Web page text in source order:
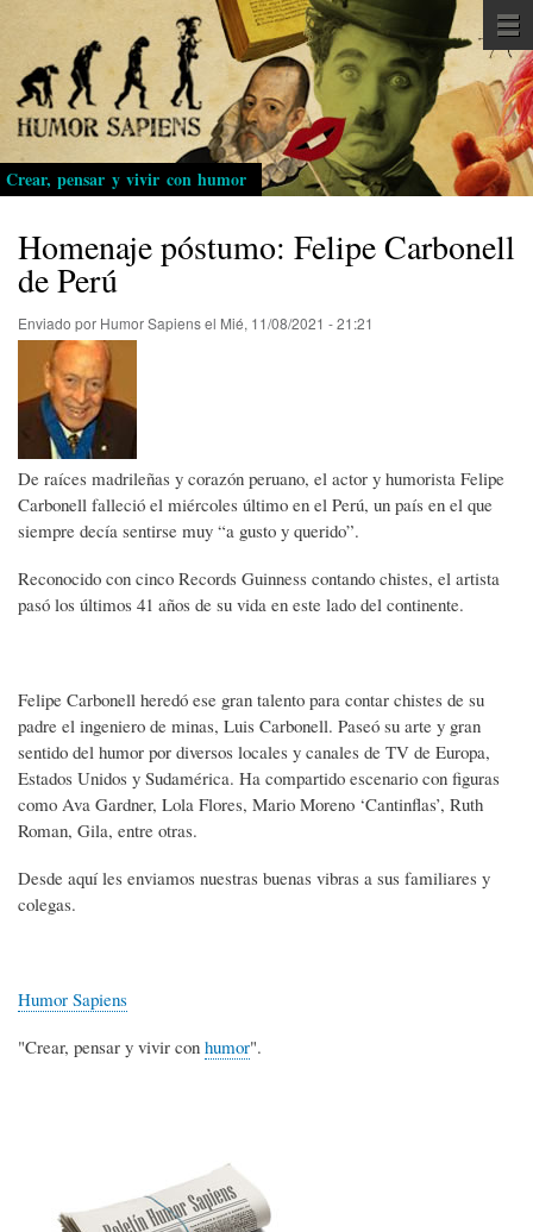
Pasar
al
contenido
principal
Crear, pensar y vivir con humor
Homenaje póstumo: Felipe Carbonell
de Perú
Enviado por Humor Sapiensel Mié, 11/08/2021 - 21:21
De raíces madrileñas y corazón peruano, el actor y humorista Felipe
Carbonell falleció el miércoles último en el Perú, un país en el que
siempre decía sentirse muy “a gusto y querido”.
Reconocido con cinco Records Guinness contando chistes, el artista
pasó los últimos 41 años de su vida en este lado del continente.
Felipe Carbonell heredó ese gran talento para contar chistes de su
padre el ingeniero de minas, Luis Carbonell. Paseó su arte y gran
sentido del humor por diversos locales y canales de TV de Europa,
Estados Unidos y Sudamérica. Ha compartido escenario con figuras
como Ava Gardner, Lola Flores, Mario Moreno ‘Cantinflas’, Ruth
Roman, Gila, entre otras.
Desde aquí les enviamos nuestras buenas vibras a sus familiares y
colegas.
Humor Sapiens
"Crear, pensar y vivir con humor".